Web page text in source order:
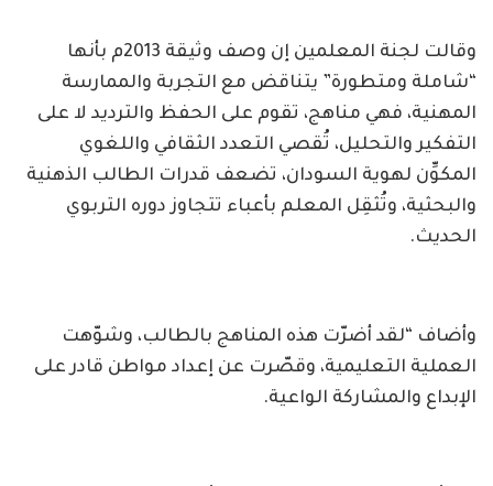
وقالت لجنة المعلمين إن وصف وثيقة 2013م بأنها
“شاملة ومتطورة” يتناقض مع التجربة والممارسة
المهنية، فهي مناهج، تقوم على الحفظ والترديد لا على
التفكير والتحليل، تُقصي التعدد الثقافي واللغوي
المكوِّن لهوية السودان، تضعف قدرات الطالب الذهنية
والبحثية، وتُثقِل المعلم بأعباء تتجاوز دوره التربوي
الحديث.
وأضاف “لقد أضرّت هذه المناهج بالطالب، وشوّهت
العملية التعليمية، وقصّرت عن إعداد مواطن قادر على
الإبداع والمشاركة الواعية.